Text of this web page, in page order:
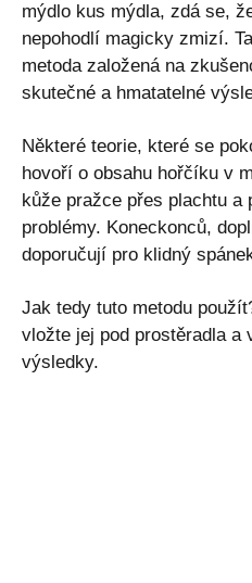
mýdlo kus mýdla, zdá se,
nepohodlí magicky zmizí.
metoda založená na
skutečné a hmatatelné
Některé teorie, které se
hovoří o obsahu hořčíku v
kůže pražce přes plachtu a
problémy. Koneckonců,
doporučují pro klidný
Jak tedy tuto metodu
vložte jej pod prostěradla a
výsledky.